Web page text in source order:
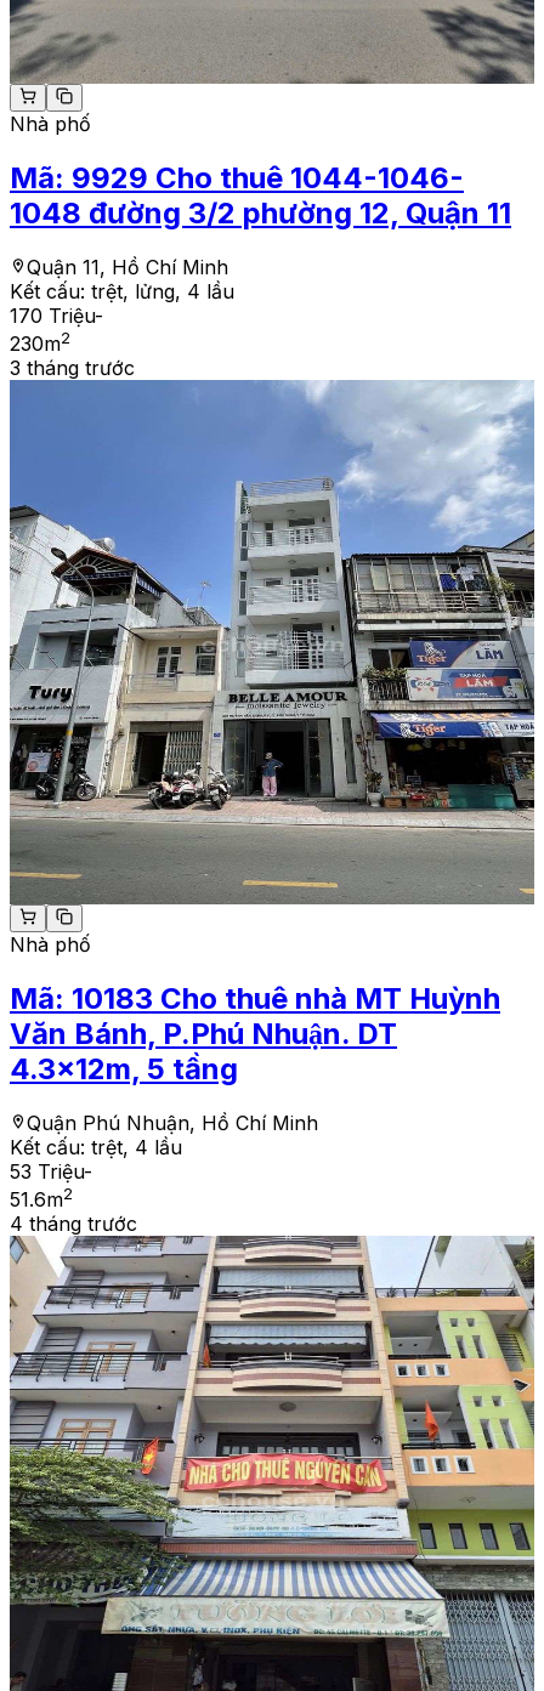
Nhà phố
Mã: 9929 Cho thuê 1044-1046-
1048 đường 3/2 phường 12, Quận 11
Quận 11, Hồ Chí Minh
Kết cấu: trệt, lửng, 4 lầu
170 Triệu-
230m2
3 tháng trước
Nhà phố
Mã: 10183 Cho thuê nhà MT Huỳnh
Văn Bánh, P.Phú Nhuận. DT
4.3x12m, 5 tầng
Quận Phú Nhuận, Hồ Chí Minh
Kết cấu: trệt, 4 lầu
53 Triệu-
51.6m2
4 tháng trước